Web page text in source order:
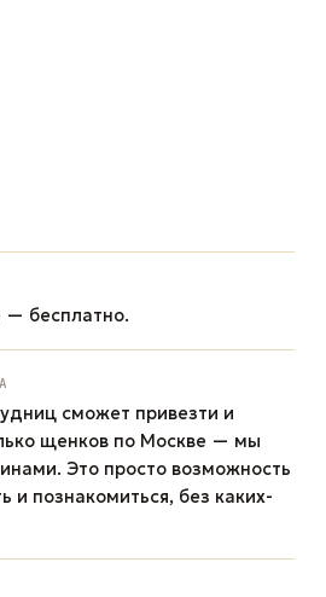
— бесплатно.
сможет привезти и
щенков по Москве — мы
Это просто возможность
и познакомиться, без каких-